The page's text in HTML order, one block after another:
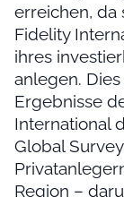
erreichen, da
Fidelity
ihres
anlegen.
Ergebnisse
International
Global
Region –